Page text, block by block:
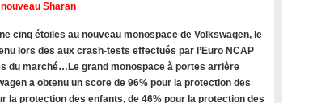
Sharan
cinq étoiles au nouveau monospace de Volkswagen, le
lors des aux crash-tests effectués par l’Euro NCAP
du marché…Le grand monospace à portes arrière
a obtenu un score de 96% pour la protection des
la protection des enfants, de 46% pour la protection des